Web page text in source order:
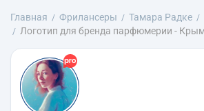
Главная Фрилансеры Тамара Радке
Логотип для бренда парфюмерии -